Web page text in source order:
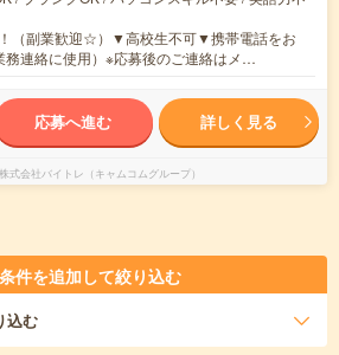
（副業歓迎☆）▼高校生不可▼携帯電話をお
務連絡に使用）※応募後のご連絡はメ…
応募へ進む 詳しく見る
株式会社バイトレ（キャムコムグループ）
件を追加して絞り込む
込む